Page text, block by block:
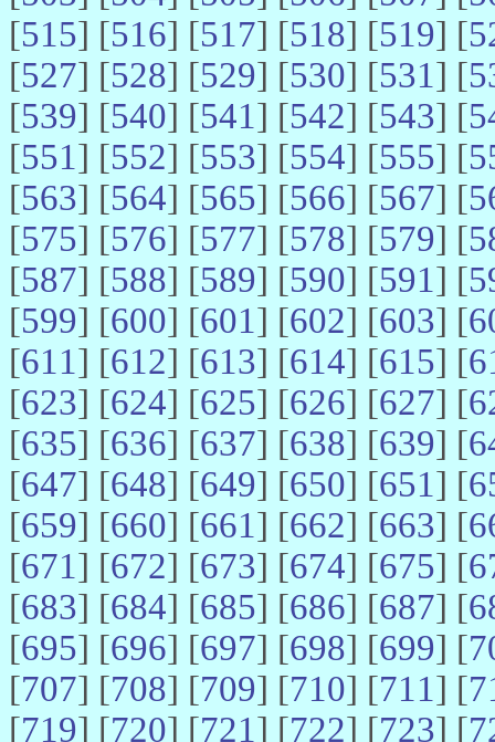
[515] [516] [517] [518] [519] [
[527] [528] [529] [530] [531] [
[539] [540] [541] [542] [543] [
[551] [552] [553] [554] [555] [
[563] [564] [565] [566] [567] [
[575] [576] [577] [578] [579] [
[587] [588] [589] [590] [591] [
[599] [600] [601] [602] [603] [
[611] [612] [613] [614] [615] [
[623] [624] [625] [626] [627] [
[635] [636] [637] [638] [639] [
[647] [648] [649] [650] [651] [
[659] [660] [661] [662] [663] [
[671] [672] [673] [674] [675] [
[683] [684] [685] [686] [687] [
[695] [696] [697] [698] [699] [
[707] [708] [709] [710] [711] [
[719] [720] [721] [722] [723] [